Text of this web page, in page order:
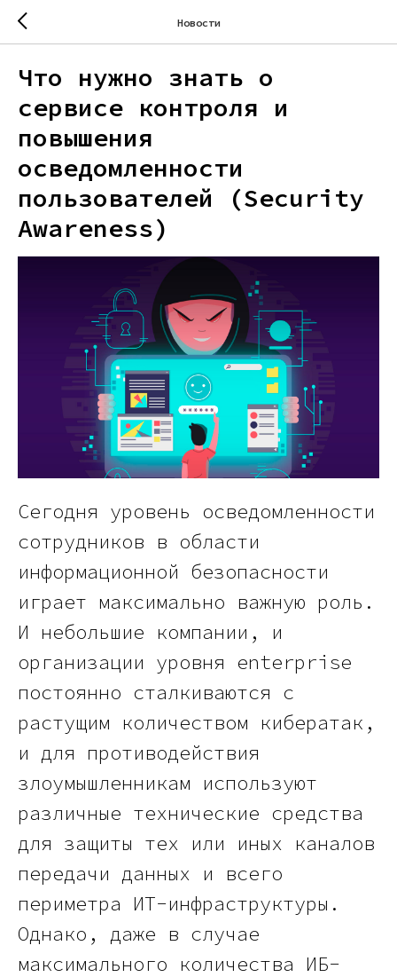
Новости
Что нужно знать о
сервисе контроля и
повышения
осведомленности
пользователей (Security
Awareness)
Сегодня уровень осведомленности
сотрудников в области
информационной безопасности
играет максимально важную роль.
И небольшие компании, и
организации уровня enterprise
постоянно сталкиваются с
растущим количеством кибератак,
и для противодействия
злоумышленникам используют
различные технические средства
для защиты тех или иных каналов
передачи данных и всего
периметра ИТ-инфраструктуры.
Однако, даже в случае
максимального количества ИБ-